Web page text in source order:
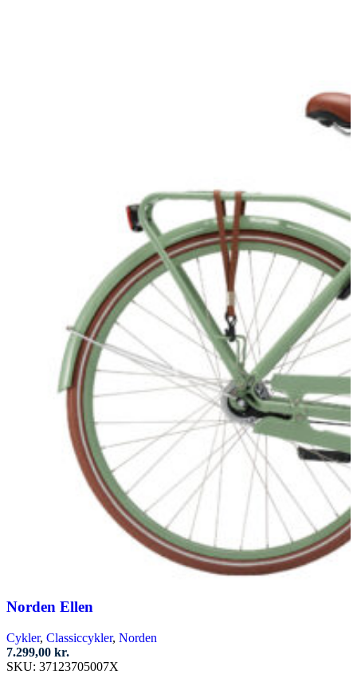
Norden Ellen
Cykler, Classiccykler, Norden
7.299,00 kr.
SKU: 37123705007X